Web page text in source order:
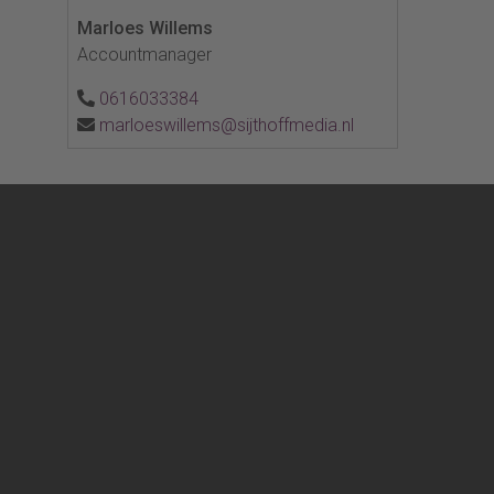
Marloes Willems
Accountmanager
0616033384
marloeswillems@sijthoffmedia.nl